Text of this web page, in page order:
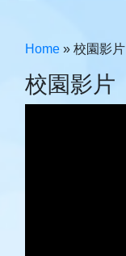
Home » 校園影片
校園影片